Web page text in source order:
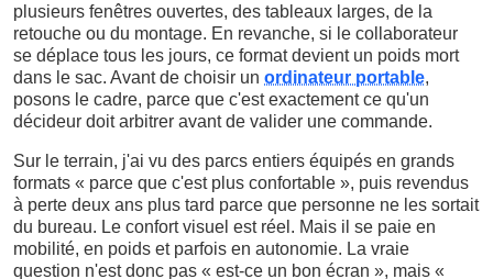
plusieurs fenêtres ouvertes, des tableaux larges, de la
retouche ou du montage. En revanche, si le collaborateur
se déplace tous les jours, ce format devient un poids mort
dans le sac. Avant de choisir un ordinateur portable,
posons le cadre, parce que c'est exactement ce qu'un
décideur doit arbitrer avant de valider une commande.
Sur le terrain, j'ai vu des parcs entiers équipés en grands
formats « parce que c'est plus confortable », puis revendus
à perte deux ans plus tard parce que personne ne les sortait
du bureau. Le confort visuel est réel. Mais il se paie en
mobilité, en poids et parfois en autonomie. La vraie
question n'est donc pas « est-ce un bon écran », mais «